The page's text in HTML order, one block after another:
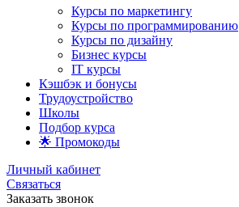
Курсы по маркетингу
Курсы по программированию
Курсы по дизайну
Бизнес курсы
IT курсы
Кэшбэк и бонусы
Трудоустройство
Школы
Подбор курса
🌟 Промокоды
Личный кабинет
Связаться
Заказать звонок